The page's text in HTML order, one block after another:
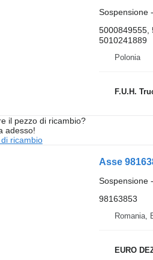
Sospensione
5000849555,
5010241889
Polonia
F.U.H.
il pezzo di ricambio?
adesso!
ricambio
Asse
Sospensione
98163853
Romania,
EURO